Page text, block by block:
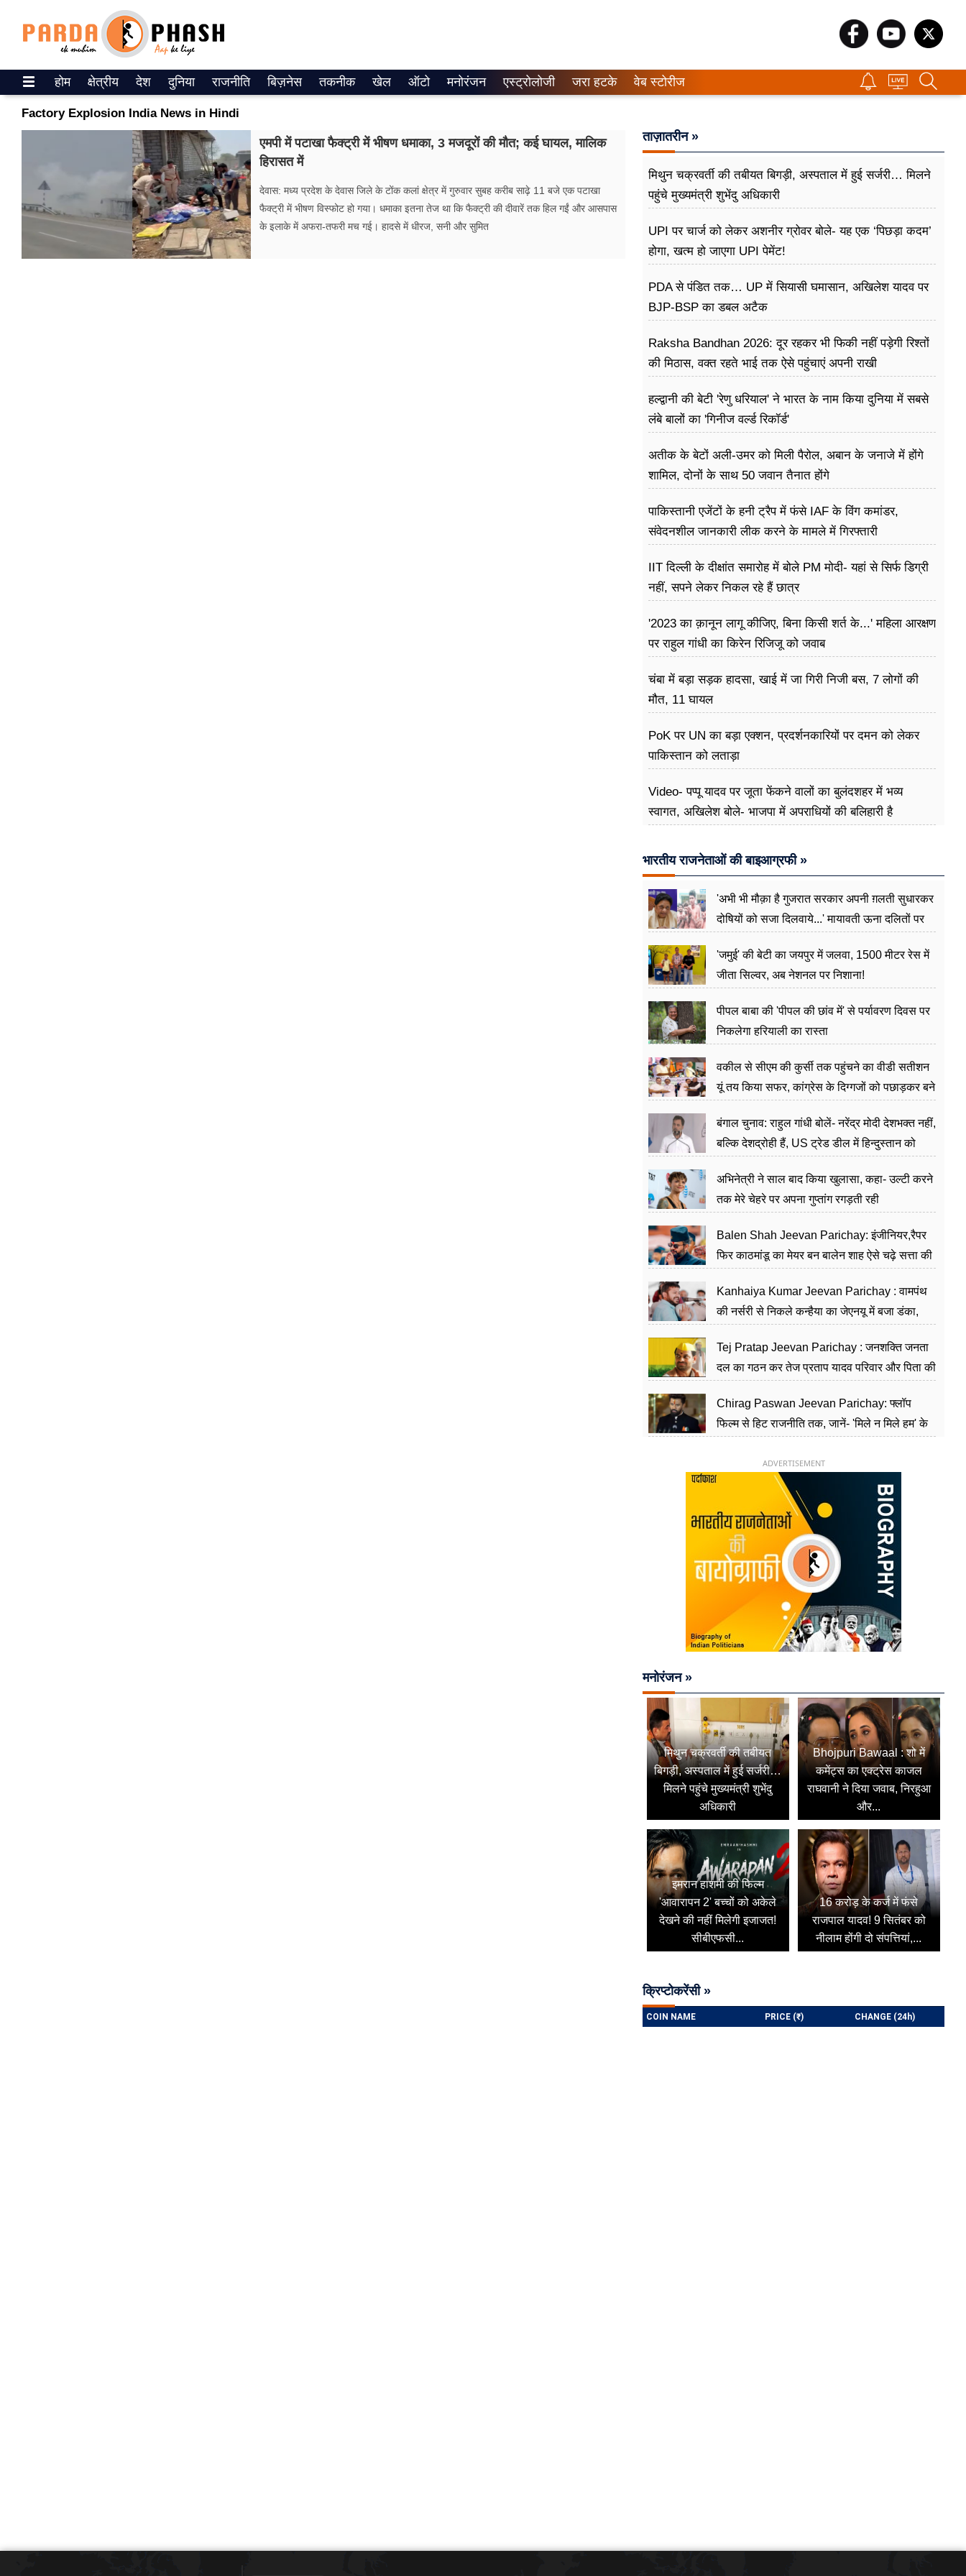
ePaper
वेब स्टोरीज
वीडियो
रिलेशनशिप
होम क्षेत्रीय देश दुनिया राजनीति बिज़नेस तकनीक खेल ऑटो मनोरंजन एस्ट्रोलोजी जरा हटके वेब स्टोरीज
Factory Explosion India News in Hindi
एमपी में पटाखा फैक्ट्री में भीषण धमाका, 3 मजदूरों की मौत; कई घायल, मालिक
हिरासत में
देवास: मध्य प्रदेश के देवास जिले के टोंक कलां क्षेत्र में गुरुवार सुबह करीब साढ़े 11 बजे एक पटाखा
फैक्ट्री में भीषण विस्फोट हो गया। धमाका इतना तेज था कि फैक्ट्री की दीवारें तक हिल गईं और आसपास
के इलाके में अफरा-तफरी मच गई। हादसे में धीरज, सनी और सुमित
ताज़ातरीन »
मिथुन चक्रवर्ती की तबीयत बिगड़ी, अस्पताल में हुई सर्जरी… मिलने
पहुंचे मुख्यमंत्री शुभेंदु अधिकारी
UPI पर चार्ज को लेकर अशनीर ग्रोवर बोले- यह एक ‘पिछड़ा कदम’
होगा, खत्म हो जाएगा UPI पेमेंट!
PDA से पंडित तक… UP में सियासी घमासान, अखिलेश यादव पर
BJP-BSP का डबल अटैक
Raksha Bandhan 2026: दूर रहकर भी फिकी नहीं पड़ेगी रिश्तों
की मिठास, वक्त रहते भाई तक ऐसे पहुंचाएं अपनी राखी
हल्द्वानी की बेटी 'रेणु धरियाल' ने भारत के नाम किया दुनिया में सबसे
लंबे बालों का 'गिनीज वर्ल्ड रिकॉर्ड'
अतीक के बेटों अली-उमर को मिली पैरोल, अबान के जनाजे में होंगे
शामिल, दोनों के साथ 50 जवान तैनात होंगे
पाकिस्तानी एजेंटों के हनी ट्रैप में फंसे IAF के विंग कमांडर,
संवेदनशील जानकारी लीक करने के मामले में गिरफ्तारी
IIT दिल्ली के दीक्षांत समारोह में बोले PM मोदी- यहां से सिर्फ डिग्री
नहीं, सपने लेकर निकल रहे हैं छात्र
'2023 का क़ानून लागू कीजिए, बिना किसी शर्त के...' महिला आरक्षण
पर राहुल गांधी का किरेन रिजिजू को जवाब
चंबा में बड़ा सड़क हादसा, खाई में जा गिरी निजी बस, 7 लोगों की
मौत, 11 घायल
PoK पर UN का बड़ा एक्शन, प्रदर्शनकारियों पर दमन को लेकर
पाकिस्तान को लताड़ा
Video- पप्पू यादव पर जूता फेंकने वालों का बुलंदशहर में भव्य
स्वागत, अखिलेश बोले- भाजपा में अपराधियों की बलिहारी है
भारतीय राजनेताओं की बाइआग्रफी »
'अभी भी मौक़ा है गुजरात सरकार अपनी ग़लती सुधारकर
दोषियों को सजा दिलवाये...' मायावती ऊना दलितों पर
'जमुई' की बेटी का जयपुर में जलवा, 1500 मीटर रेस में
जीता सिल्वर, अब नेशनल पर निशाना!
पीपल बाबा की 'पीपल की छांव में' से पर्यावरण दिवस पर
निकलेगा हरियाली का रास्ता
वकील से सीएम की कुर्सी तक पहुंचने का वीडी सतीशन
यूं तय किया सफर, कांग्रेस के दिग्गजों को पछाड़कर बने
बंगाल चुनाव: राहुल गांधी बोलें- नरेंद्र मोदी देशभक्त नहीं,
बल्कि देशद्रोही हैं, US ट्रेड डील में हिन्दुस्तान को
अभिनेत्री ने साल बाद किया खुलासा, कहा- उल्टी करने
तक मेरे चेहरे पर अपना गुप्तांग रगड़ती रही
Balen Shah Jeevan Parichay: इंजीनियर,रैपर
फिर काठमांडू का मेयर बन बालेन शाह ऐसे चढ़े सत्ता की
Kanhaiya Kumar Jeevan Parichay : वामपंथ
की नर्सरी से निकले कन्हैया का जेएनयू में बजा डंका,
Tej Pratap Jeevan Parichay : जनशक्ति जनता
दल का गठन कर तेज प्रताप यादव परिवार और पिता की
Chirag Paswan Jeevan Parichay: फ्लॉप
फिल्म से हिट राजनीति तक, जानें- 'मिले न मिले हम' के
ADVERTISEMENT
मनोरंजन »
मिथुन चक्रवर्ती की तबीयत
बिगड़ी, अस्पताल में हुई सर्जरी…
मिलने पहुंचे मुख्यमंत्री शुभेंदु
अधिकारी
Bhojpuri Bawaal : शो में
कमेंट्स का एक्ट्रेस काजल
राघवानी ने दिया जवाब, निरहुआ
और...
इमरान हाशमी की फिल्म
'आवारापन 2' बच्चों को अकेले
देखने की नहीं मिलेगी इजाजत!
सीबीएफसी...
16 करोड़ के कर्ज में फंसे
राजपाल यादव! 9 सितंबर को
नीलाम होंगी दो संपत्तियां,...
क्रिप्टोकरेंसी »